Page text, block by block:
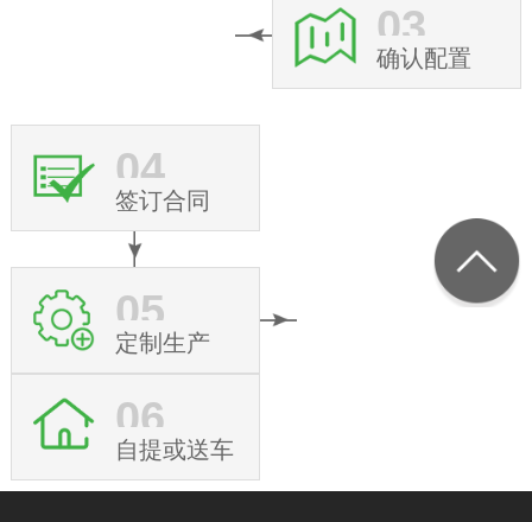
03
确认配置
04
签订合同
05
定制生产
06
自提或送车